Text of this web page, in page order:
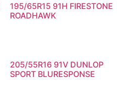
195/65R15 91H FIRESTONE
ROADHAWK
205/55R16 91V DUNLOP
SPORT BLURESPONSE